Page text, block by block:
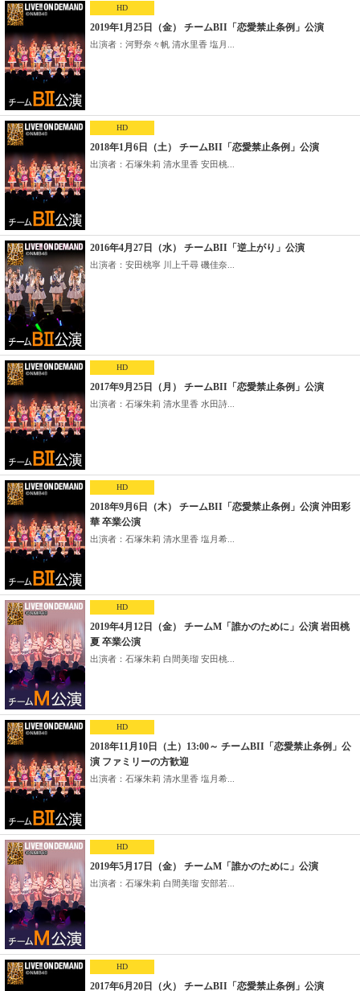
HD
2019年1月25日（金） チームBII「恋愛禁止条例」公演
出演者：河野奈々帆 清水里香 塩月...
HD
2018年1月6日（土） チームBII「恋愛禁止条例」公演
出演者：石塚朱莉 清水里香 安田桃...
2016年4月27日（水） チームBII「逆上がり」公演
出演者：安田桃寧 川上千尋 磯佳奈...
HD
2017年9月25日（月） チームBII「恋愛禁止条例」公演
出演者：石塚朱莉 清水里香 水田詩...
HD
2018年9月6日（木） チームBII「恋愛禁止条例」公演 沖田彩
華 卒業公演
出演者：石塚朱莉 清水里香 塩月希...
HD
2019年4月12日（金） チームM「誰かのために」公演 岩田桃
夏 卒業公演
出演者：石塚朱莉 白間美瑠 安田桃...
HD
2018年11月10日（土）13:00～ チームBII「恋愛禁止条例」公
演 ファミリーの方歓迎
出演者：石塚朱莉 清水里香 塩月希...
HD
2019年5月17日（金） チームM「誰かのために」公演
出演者：石塚朱莉 白間美瑠 安部若...
HD
2017年6月20日（火） チームBII「恋愛禁止条例」公演